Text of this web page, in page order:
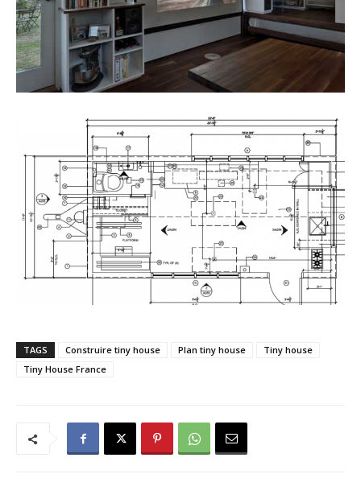
TAGS Construire tiny house Plan tiny house
Tiny house
Tiny House France